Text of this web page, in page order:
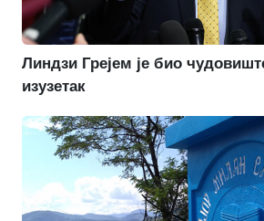
Линдзи Грејем је био
изузетак